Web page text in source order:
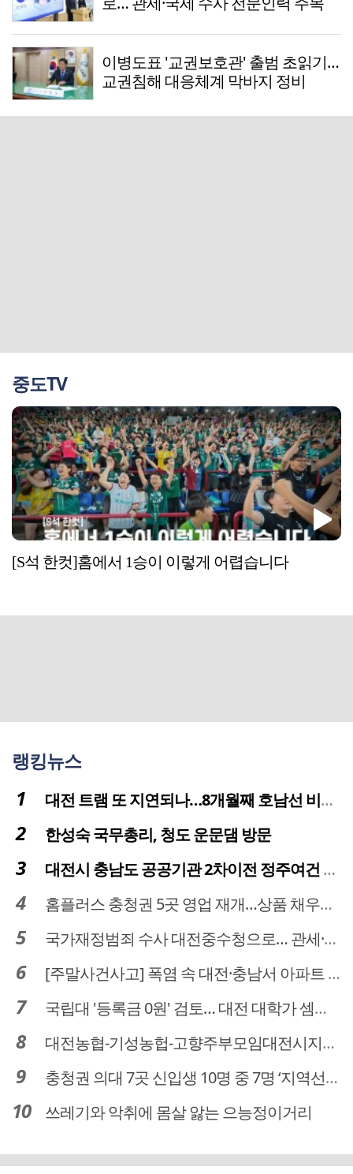
이병도표 '교권보호관' 출범 초읽기…
교권침해 대응체계 막바지 정비
중도TV
[S석 한컷]홈에서 1승이 이렇게 어렵습니다
랭킹뉴스
대전 트램 또 지연되나…8개월째 호남선 비개착공사 시공사 선정 난항
한성숙 국무총리, 청도 운문댐 방문
대전시 충남도 공공기관 2차이전 정주여건 확보 시급
홈플러스 충청권 5곳 영업 재개…상품 채우기 ‘속도전’
국가재정범죄 수사 대전중수청으로… 관세·국세 수사 전문인력 주목
[주말사건사고] 폭염 속 대전·충남서 아파트 화재·정전 잇따라…주민 대피·불편
국립대 '등록금 0원' 검토… 대전 대학가 셈법 복잡
대전농협-기성농헙-고향주부모임대전시지회, 이심점심 중식지원 봉사활동
충청권 의대 7곳 신입생 10명 중 7명 ‘지역선발’… 대전도 69.7%
쓰레기와 악취에 몸살 앓는 으능정이거리